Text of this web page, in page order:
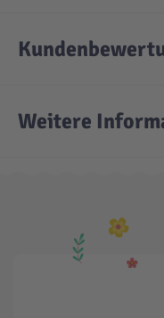
Weitere